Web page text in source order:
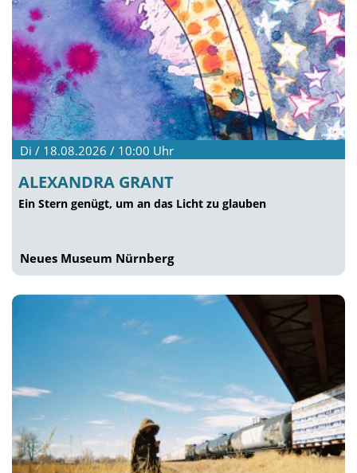
Di / 18.08.2026 / 10:00 Uhr
ALEXANDRA GRANT
Ein Stern genügt, um an das Licht zu glauben
Neues Museum Nürnberg